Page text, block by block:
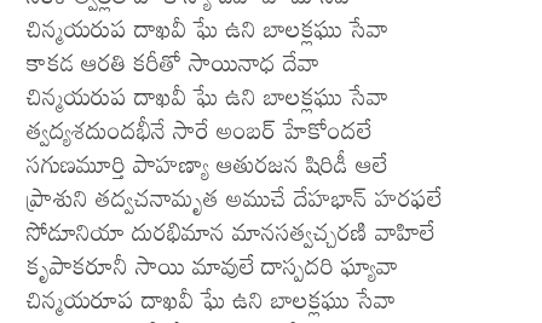
చిన్మయరుప దాఖవీ ఘే ఉని బాలక్లఘు సేవా
కాకడ ఆరతి కరీతో సాయినాధ దేవా
చిన్మయరుప దాఖవీ ఘే ఉని బాలక్లఘు సేవా
త్వద్యశదుందభీనే సారే అంబర్ హేకోందలే
సగుణమూర్తి పాహణ్యా ఆతురజన షిరిడీ ఆలే
ప్రాశుని తద్వచనామృత అముచే దేహభాన్ హరఫలే
సోడూనియా దురభిమాన మానసత్వచ్చరణి వాహిలే
కృపాకరూనీ సాయి మావులే దాస్పదరి ఘ్యావా
చిన్మయరూప దాఖవీ ఘే ఉని బాలక్లఘు సేవా